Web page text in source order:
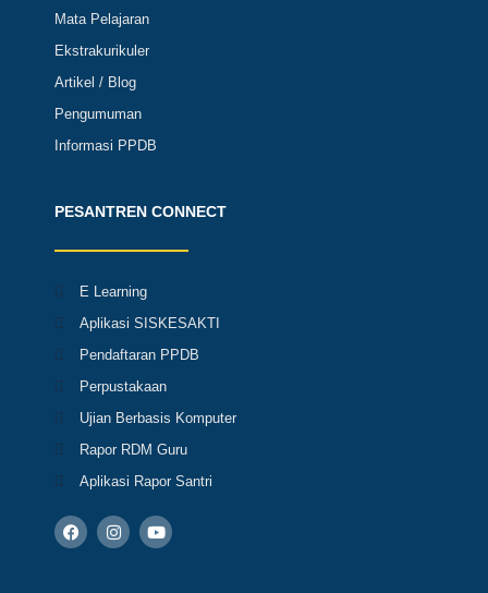
Mata Pelajaran
Ekstrakurikuler
Artikel / Blog
Pengumuman
Informasi PPDB
PESANTREN CONNECT
E Learning
Aplikasi SISKESAKTI
Pendaftaran PPDB
Perpustakaan
Ujian Berbasis Komputer
Rapor RDM Guru
Aplikasi Rapor Santri
F
a
I
n
Y
o